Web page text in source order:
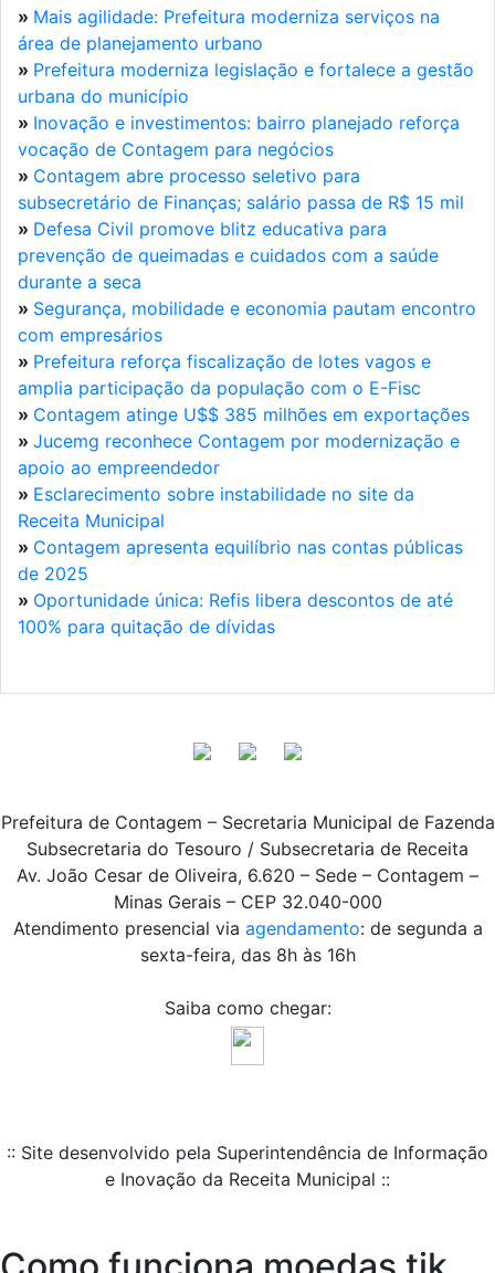
» Mais agilidade: Prefeitura moderniza serviços na
área de planejamento urbano
» Prefeitura moderniza legislação e fortalece a gestão
urbana do município
» Inovação e investimentos: bairro planejado reforça
vocação de Contagem para negócios
» Contagem abre processo seletivo para
subsecretário de Finanças; salário passa de R$ 15 mil
» Defesa Civil promove blitz educativa para
prevenção de queimadas e cuidados com a saúde
durante a seca
» Segurança, mobilidade e economia pautam encontro
com empresários
» Prefeitura reforça fiscalização de lotes vagos e
amplia participação da população com o E-Fisc
» Contagem atinge U$$ 385 milhões em exportações
» Jucemg reconhece Contagem por modernização e
apoio ao empreendedor
» Esclarecimento sobre instabilidade no site da
Receita Municipal
» Contagem apresenta equilíbrio nas contas públicas
de 2025
» Oportunidade única: Refis libera descontos de até
100% para quitação de dívidas
Prefeitura de Contagem – Secretaria Municipal de Fazenda
Subsecretaria do Tesouro / Subsecretaria de Receita
Av. João Cesar de Oliveira, 6.620 – Sede – Contagem –
Minas Gerais – CEP 32.040-000
Atendimento presencial via agendamento: de segunda a
sexta-feira, das 8h às 16h
Saiba como chegar:
:: Site desenvolvido pela Superintendência de Informação
e Inovação da Receita Municipal ::